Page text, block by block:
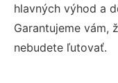
hlavných výhod a
Garantujeme vám,
nebudete ľutovať.